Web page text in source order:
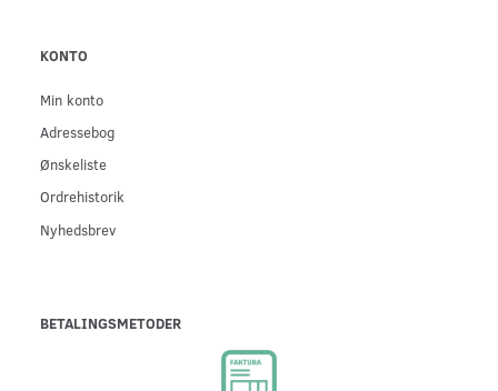
KONTO
Min konto
Adressebog
Ønskeliste
Ordrehistorik
Nyhedsbrev
BETALINGSMETODER